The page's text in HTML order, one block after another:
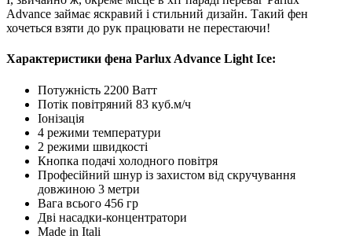
Advance займає яскравий і стильний дизайн. Такий фен
хочеться взяти до рук працювати не перестаючи!
Характеристики фена Parlux Advance Light Ice:
Потужність 2200 Ватт
Потік повітряний 83 куб.м/ч
Іонізація
4 режими температури
2 режими швидкості
Кнопка подачі холодного повітря
Професійний шнур із захистом від скручування
довжиною 3 метри
Вага всього 456 гр
Дві насадки-концентратори
Made in Itali